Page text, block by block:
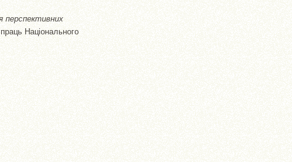
перспективних
Національного